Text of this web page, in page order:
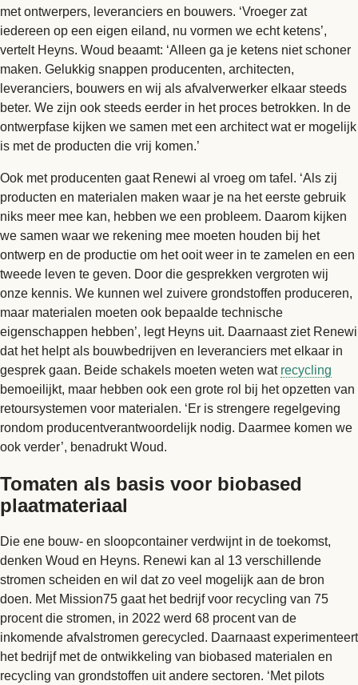
met ontwerpers, leveranciers en bouwers. ‘Vroeger zat
iedereen op een eigen eiland, nu vormen we echt ketens’,
vertelt Heyns. Woud beaamt: ‘Alleen ga je ketens niet schoner
maken. Gelukkig snappen producenten, architecten,
leveranciers, bouwers en wij als afvalverwerker elkaar steeds
beter. We zijn ook steeds eerder in het proces betrokken. In de
ontwerpfase kijken we samen met een architect wat er mogelijk
is met de producten die vrij komen.’
Ook met producenten gaat Renewi al vroeg om tafel. ‘Als zij
producten en materialen maken waar je na het eerste gebruik
niks meer mee kan, hebben we een probleem. Daarom kijken
we samen waar we rekening mee moeten houden bij het
ontwerp en de productie om het ooit weer in te zamelen en een
tweede leven te geven. Door die gesprekken vergroten wij
onze kennis. We kunnen wel zuivere grondstoffen produceren,
maar materialen moeten ook bepaalde technische
eigenschappen hebben’, legt Heyns uit. Daarnaast ziet Renewi
dat het helpt als bouwbedrijven en leveranciers met elkaar in
gesprek gaan. Beide schakels moeten weten wat recycling
bemoeilijkt, maar hebben ook een grote rol bij het opzetten van
retoursystemen voor materialen. ‘Er is strengere regelgeving
rondom producentverantwoordelijk nodig. Daarmee komen we
ook verder’, benadrukt Woud.
Tomaten als basis voor biobased
plaatmateriaal
Die ene bouw- en sloopcontainer verdwijnt in de toekomst,
denken Woud en Heyns. Renewi kan al 13 verschillende
stromen scheiden en wil dat zo veel mogelijk aan de bron
doen. Met Mission75 gaat het bedrijf voor recycling van 75
procent die stromen, in 2022 werd 68 procent van de
inkomende afvalstromen gerecycled. Daarnaast experimenteert
het bedrijf met de ontwikkeling van biobased materialen en
recycling van grondstoffen uit andere sectoren. ‘Met pilots